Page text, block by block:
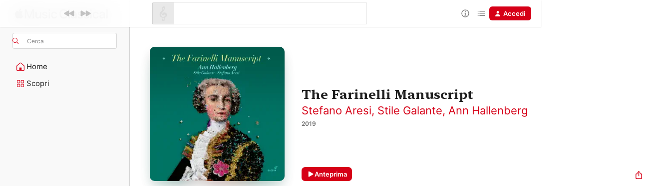
Cerca
Home
Scopri
Accedi
The Farinelli Manuscript
Stefano Aresi, Stile Galante, Ann Hallenberg
2019
Anteprima